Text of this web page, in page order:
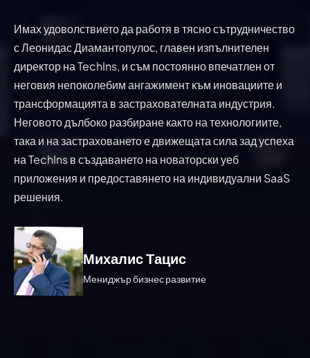
Михалис Тацис
Мениджър бизнес развитие
Имах удоволствието да работя в тясно сътрудничество
с Леонидас Диамантопулос, главен изпълнителен
директор на TechIns, и съм постоянно впечатлен от
неговия непоколебим ангажимент към иновациите и
трансформацията в застрахователната индустрия.
Неговото дълбоко разбиране както на технологиите,
така и на застраховането е движещата сила зад успеха
на TechIns в създаването на новаторски уеб
приложения и предоставянето на индивидуални SaaS
решения.